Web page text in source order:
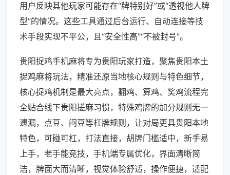
用户反映其他玩家可能存在“牌特别好”或“透视他人牌
型”的情况。这些工具通过后台运行、自动连接等技
术手段实现不平公，且“安全性高”“不被封号”。
贵阳捉鸡手机麻将专为贵阳玩家打造，聚焦贵阳本土
捉鸡麻将玩法，精准还原当地核心规则与特色细节，
核心捉鸡机制是最大亮点，翻鸡、算鸡、奖鸡流程完
全贴合线下贵阳搓麻习惯，特殊鸡牌的加分规则无一
遗漏，点豆、闷豆等杠牌规则，让对局更具贵阳本地
特色，可碰可杠，打法直接，胡牌门槛适中，新手易
上手，老手能竞技，手机端专属优化，界面清晰简
洁，牌面大而清晰，视觉体验舒适，操作便捷，适配